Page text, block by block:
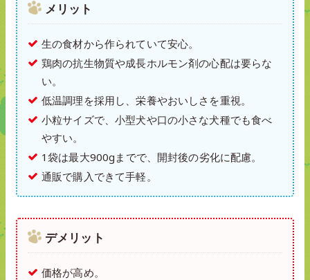
メリット
生の食材から作られていて安心。
鶏肉の抗生物質や成長ホルモン剤の心配は要らな
い。
低温調理を採用し、栄養やおいしさを重視。
小粒サイズで、小型犬や口の小さな犬種でも食べ
やすい。
1袋は最大900gまでで、開封後の劣化に配慮。
通販で購入できて手軽。
デメリット
価格が高め。